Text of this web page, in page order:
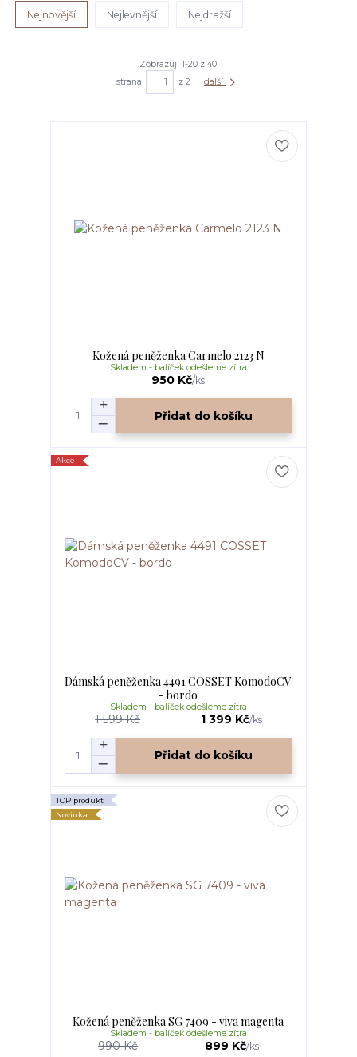
Nejnovější Nejlevnější Nejdražší
Zobrazuji 1-20 z 40
strana
z 2 další
Kožená peněženka Carmelo 2123 N
950 Kč/ks
Skladem - balíček odešleme zítra
Přidat do košíku
Akce
Dámská peněženka 4491 COSSET KomodoCV
- bordo
1 599 Kč 1 399 Kč/ks
Skladem - balíček odešleme zítra
Přidat do košíku
TOP produkt
Novinka
Kožená peněženka SG 7409 - viva magenta
990 Kč 899 Kč/ks
Skladem - balíček odešleme zítra